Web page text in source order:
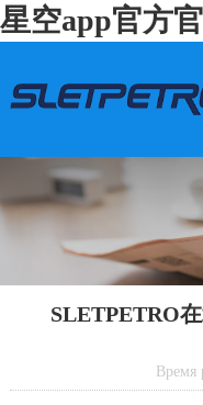
星空app官方
SLETPETRO
Время